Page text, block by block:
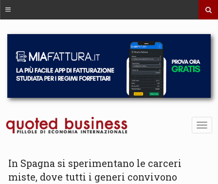
In Spagna si sperimentano le carceri
miste, dove tutti i generi convivono